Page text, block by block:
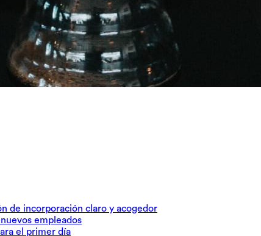
de incorporación claro y acogedor
empleados
el primer día